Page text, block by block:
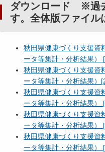
ダウンロード ※過
す。全体版ファイル
秋田県健康づくり支援資
ータ等集計・分析結果）
秋田県健康づくり支援資
ータ等集計・分析結果）
秋田県健康づくり支援資
ータ等集計・分析結果）
秋田県健康づくり支援資
ータ等集計・分析結果）
秋田県健康づくり支援資
ータ等集計・分析結果）